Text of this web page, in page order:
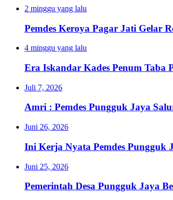
2 minggu yang lalu
Pemdes Keroya Pagar Jati Gelar
4 minggu yang lalu
Era Iskandar Kades Penum Taba
Juli 7, 2026
Amri : Pemdes Pungguk Jaya
Juni 26, 2026
Ini Kerja Nyata Pemdes Pungguk
Juni 25, 2026
Pemerintah Desa Pungguk Jaya